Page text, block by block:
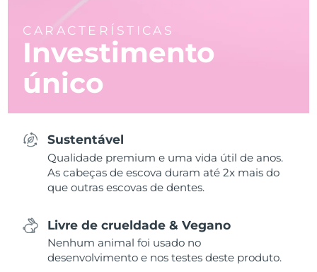
CARACTERÍSTICAS
Investimento
único
Sustentável
Qualidade premium e uma vida útil de anos.
As cabeças de escova duram até 2x mais do
que outras escovas de dentes.
Livre de crueldade & Vegano
Nenhum animal foi usado no
desenvolvimento e nos testes deste produto.